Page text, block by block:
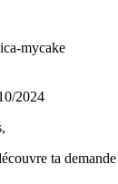
mycake
2024
ta